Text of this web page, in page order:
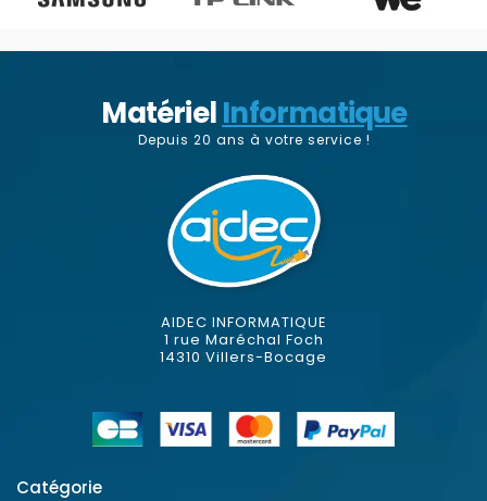
MatérielInformatique
Depuis 20 ans à votre service !
AIDEC INFORMATIQUE
1 rue Maréchal Foch
14310 Villers-Bocage
Catégorie